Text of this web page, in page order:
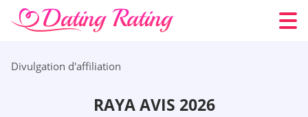
Divulgation d'affiliation
RAYA AVIS 2026